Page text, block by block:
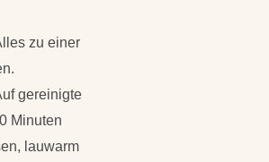
zu einer
gereinigte
Minuten
lauwarm